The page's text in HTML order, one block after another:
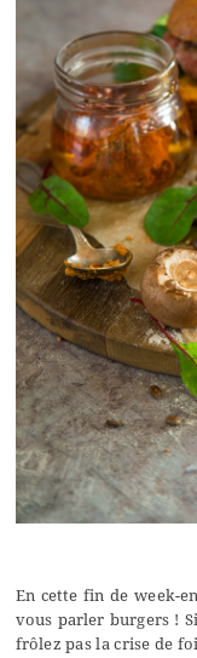
En cette fin de week-
vous parler burgers !
frôlez pas la crise de